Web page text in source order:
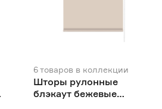
6товаров в коллекции
Шторы рулонные
блэкаут бежевые